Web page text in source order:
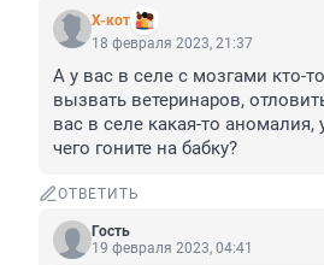
X-кот
18 февраля 2023, 21:37
А у вас в селе с мозгами кто-
вызвать ветеринаров,
вас в селе какая-то аномалия,
чего гоните на бабку?
ОТВЕТИТЬ
Гость
19 февраля 2023, 04:41